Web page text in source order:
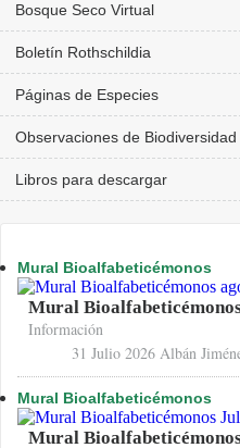
Bosque Seco Virtual
Boletín Rothschildia
Páginas de Especies
Observaciones de Biodiversidad
Libros para descargar
Mural Bioalfabeticémonos
Mural
Información
31 Julio 2026 Albán
Mural Bioalfabeticémonos
Mural